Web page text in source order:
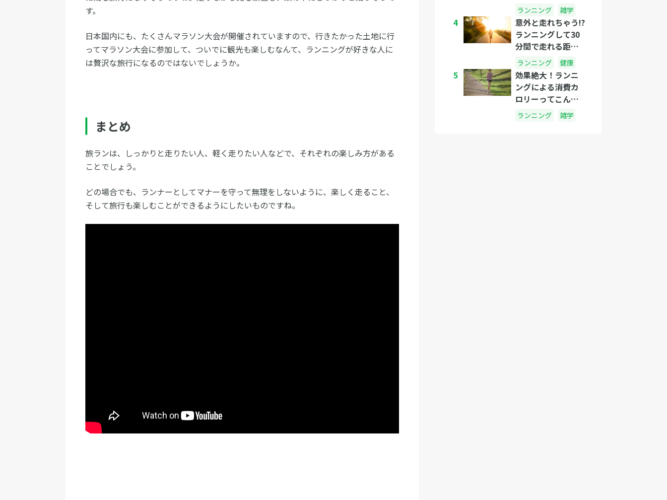
す。
日本国内にも、たくさんマラソン大会が開催されていますので、行きたかった土地に行
ってマラソン大会に参加して、ついでに観光も楽しむなんて、ランニングが好きな人に
は贅沢な旅行になるのではないでしょうか。
まとめ
旅ランは、しっかりと走りたい人、軽く走りたい人などで、それぞれの楽しみ方がある
ことでしょう。
どの場合でも、ランナーとしてマナーを守って無理をしないように、楽しく走ること、
そして旅行も楽しむことができるようにしたいものですね。
すごい！？
ランニング 雑学
4
意外と走れちゃう!?
ランニングして30
分間で走れる距離
はどれくらい?
ランニング 健康
5
効果絶大！ランニ
ングによる消費カ
ロリーってこんな
にすごかった
ランニング 雑学